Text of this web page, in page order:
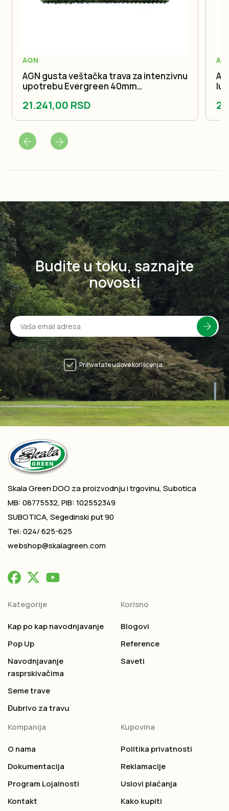
AGN
AGN gusta veštačka trava za intenzivnu
upotrebu Evergreen 40mm
21.241,00 RSD
Budite u toku, saznajte
novosti
Prihvatate uslove korišćenja.
Skala Green DOO za proizvodnju i trgovinu, Subotica
MB: 08775532, PIB: 102552349
SUBOTICA, Segedinski put 90
Tel: 024/ 625-625
webshop@skalagreen.com
Kategorije
Kap po kap navodnjavanje
Pop Up
Navodnjavanje
rasprskivačima
Seme trave
Đubrivo za travu
Korisno
Blogovi
Reference
Saveti
Kompanija
O nama
Dokumentacija
Program Lojalnosti
Kontakt
Kupovina
Politika privatnosti
Reklamacije
Uslovi plaćanja
Kako kupiti